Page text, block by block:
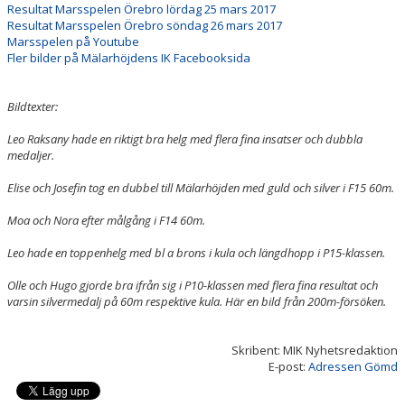
Resultat Marsspelen Örebro lördag 25 mars 2017
Resultat Marsspelen Örebro söndag 26 mars 2017
Marsspelen på Youtube
Fler bilder på Mälarhöjdens IK Facebooksida
Bildtexter:
Leo Raksany hade en riktigt bra helg med flera fina insatser och dubbla
medaljer.
Elise och Josefin tog en dubbel till Mälarhöjden med guld och silver i F15 60m.
Moa och Nora efter målgång i F14 60m.
Leo hade en toppenhelg med bl a brons i kula och längdhopp i P15-klassen.
Olle och Hugo gjorde bra ifrån sig i P10-klassen med flera fina resultat och
varsin silvermedalj på 60m respektive kula. Här en bild från 200m-försöken.
Skribent: MIK Nyhetsredaktion
E-post: Adressen Gömd